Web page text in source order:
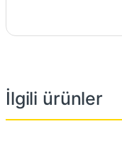
İlgili ürünler